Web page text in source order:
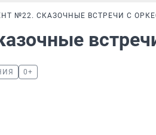
№22. СКАЗОЧНЫЕ ВСТРЕЧИ С
0+